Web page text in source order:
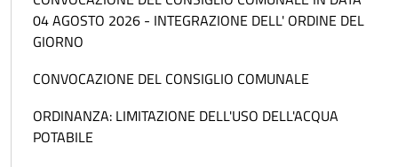
04 AGOSTO 2026 - INTEGRAZIONE DELL' ORDINE DEL
GIORNO
CONVOCAZIONE DEL CONSIGLIO COMUNALE
ORDINANZA: LIMITAZIONE DELL'USO DELL'ACQUA
POTABILE